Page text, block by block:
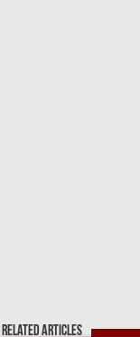
Related Articles